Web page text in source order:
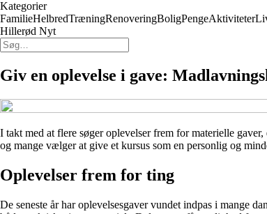
Kategorier
FamilieHelbredTræningRenoveringBoligPengeAktiviteter
Hillerød Nyt
Giv en oplevelse i gave:
I takt med at flere søger oplevelser frem for materielle
og mange vælger at give et kursus som en personlig og
Oplevelser frem for ting
De seneste år har oplevelsesgaver vundet indpas i mange